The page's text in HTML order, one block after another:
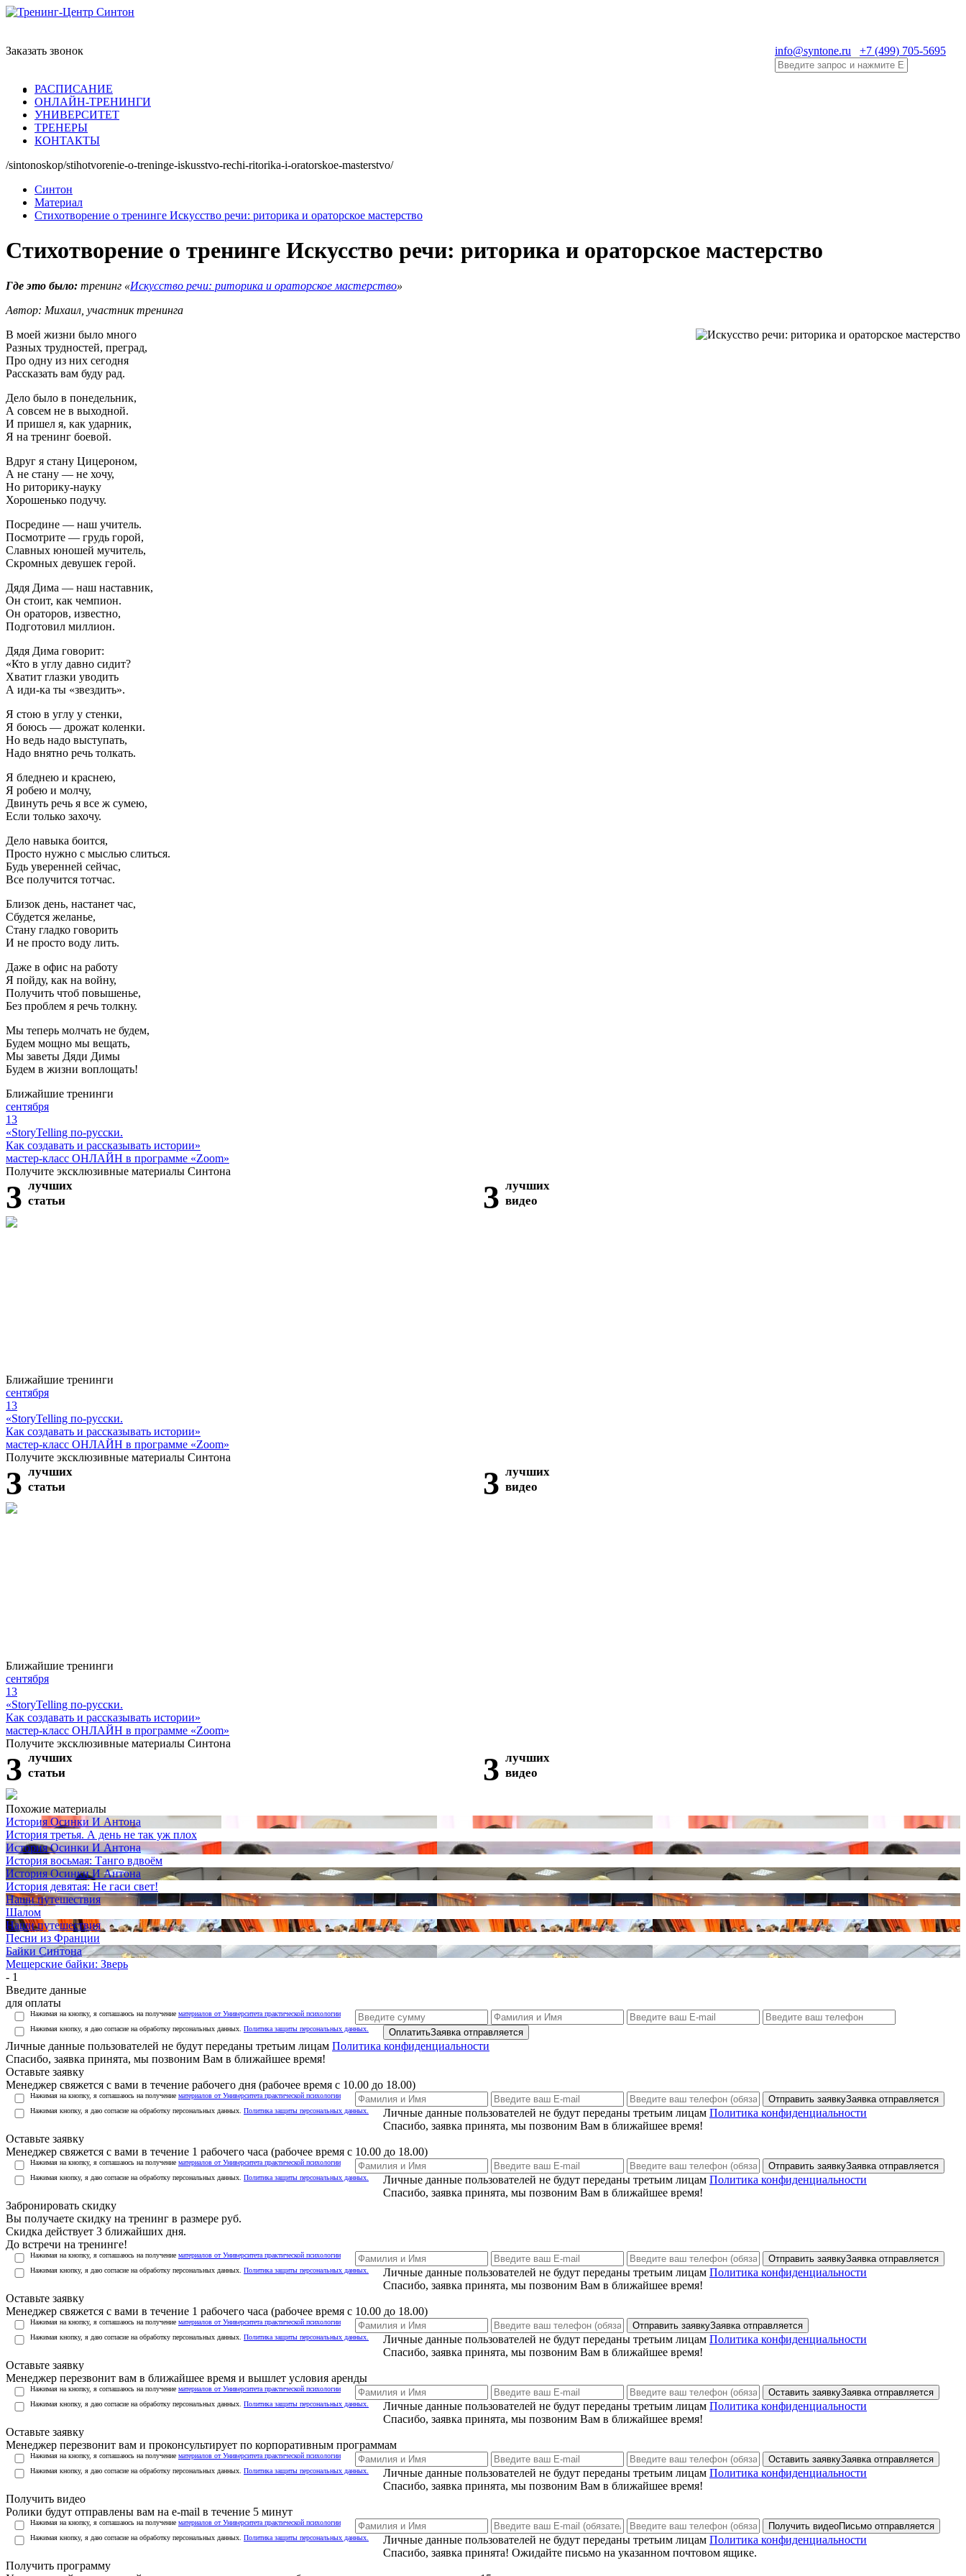
info@syntone.ru +7 (499) 705-5695
Заказать звонок
РАСПИСАНИЕ
ОНЛАЙН-ТРЕНИНГИ
УНИВЕРСИТЕТ
ТРЕНЕРЫ
КОНТАКТЫ
/sintonoskop/stihotvorenie-o-treninge-iskusstvo-rechi-ritorika-i-oratorskoe-masterstvo/
Синтон
Материал
Стихотворение о тренинге Искусство речи: риторика и ораторское мастерство
Стихотворение о тренинге Искусство речи: риторика и ораторское мастерство
Где это было: тренинг «Искусство речи: риторика и ораторское мастерство»
Автор: Михаил, участник тренинга
В моей жизни было много
Разных трудностей, преград,
Про одну из них сегодня
Рассказать вам буду рад.
Дело было в понедельник,
А совсем не в выходной.
И пришел я, как ударник,
Я на тренинг боевой.
Вдруг я стану Цицероном,
А не стану — не хочу,
Но риторику-науку
Хорошенько подучу.
Посредине — наш учитель.
Посмотрите — грудь горой,
Славных юношей мучитель,
Скромных девушек герой.
Дядя Дима — наш наставник,
Он стоит, как чемпион.
Он ораторов, известно,
Подготовил миллион.
Дядя Дима говорит:
«Кто в углу давно сидит?
Хватит глазки уводить
А иди-ка ты «звездить».
Я стою в углу у стенки,
Я боюсь — дрожат коленки.
Но ведь надо выступать,
Надо внятно речь толкать.
Я бледнею и краснею,
Я робею и молчу,
Двинуть речь я все ж сумею,
Если только захочу.
Дело навыка боится,
Просто нужно с мыслью слиться.
Будь уверенней сейчас,
Все получится тотчас.
Близок день, настанет час,
Сбудется желанье,
Стану гладко говорить
И не просто воду лить.
Даже в офис на работу
Я пойду, как на войну,
Получить чтоб повышенье,
Без проблем я речь толкну.
Мы теперь молчать не будем,
Будем мощно мы вещать,
Мы заветы Дяди Димы
Будем в жизни воплощать!
Ближайшие тренинги
сентября
13
«StoryTelling по-русски.
Как создавать и рассказывать истории»
мастер-класс ОНЛАЙН в программе «Zoom»
Получите эксклюзивные материалы Синтона
3 лучших
статьи
3 лучших
видео
Ближайшие тренинги
сентября
13
«StoryTelling по-русски.
Как создавать и рассказывать истории»
мастер-класс ОНЛАЙН в программе «Zoom»
Получите эксклюзивные материалы Синтона
3 лучших
статьи
3 лучших
видео
Ближайшие тренинги
сентября
13
«StoryTelling по-русски.
Как создавать и рассказывать истории»
мастер-класс ОНЛАЙН в программе «Zoom»
Получите эксклюзивные материалы Синтона
3 лучших
статьи
3 лучших
видео
Похожие материалы
История Осинки И Антона
История третья. А день не так уж плох
История Осинки И Антона
История восьмая: Танго вдвоём
История Осинки И Антона
История девятая: Не гаси свет!
Наши путешествия
Шалом
Наши путешествия
Песни из Франции
Байки Синтона
Мещерские байки: Зверь
- 1
Введите данные
для оплаты
Нажимая на кнопку, я соглашаюсь на получение материалов от Университета практической психологии
Нажимая кнопку, я даю согласие на обработку персональных данных. Политика защиты персональных данных. ОплатитьЗаявка отправляется
Личные данные пользователей не будут переданы третьим лицам Политика конфиденциальности
Спасибо, заявка принята, мы позвоним Вам в ближайшее время!
Оставьте заявку
Менеджер свяжется с вами в течение рабочего дня (рабочее время с 10.00 до 18.00)
Нажимая на кнопку, я соглашаюсь на получение материалов от Университета практической психологии
Нажимая кнопку, я даю согласие на обработку персональных данных. Политика защиты персональных данных.
Отправить заявкуЗаявка отправляется
Личные данные пользователей не будут переданы третьим лицам Политика конфиденциальности
Спасибо, заявка принята, мы позвоним Вам в ближайшее время!
Оставьте заявку
Менеджер свяжется с вами в течение 1 рабочего часа (рабочее время с 10.00 до 18.00)
Нажимая на кнопку, я соглашаюсь на получение материалов от Университета практической психологии
Нажимая кнопку, я даю согласие на обработку персональных данных. Политика защиты персональных данных.
Отправить заявкуЗаявка отправляется
Личные данные пользователей не будут переданы третьим лицам Политика конфиденциальности
Спасибо, заявка принята, мы позвоним Вам в ближайшее время!
Забронировать скидку
Вы получаете скидку на тренинг в размере руб.
Скидка действует 3 ближайших дня.
До встречи на тренинге!
Нажимая на кнопку, я соглашаюсь на получение материалов от Университета практической психологии
Нажимая кнопку, я даю согласие на обработку персональных данных. Политика защиты персональных данных.
Отправить заявкуЗаявка отправляется
Личные данные пользователей не будут переданы третьим лицам Политика конфиденциальности
Спасибо, заявка принята, мы позвоним Вам в ближайшее время!
Оставьте заявку
Менеджер свяжется с вами в течение 1 рабочего часа (рабочее время с 10.00 до 18.00)
Нажимая на кнопку, я соглашаюсь на получение материалов от Университета практической психологии
Нажимая кнопку, я даю согласие на обработку персональных данных. Политика защиты персональных данных.
Отправить заявкуЗаявка отправляется
Личные данные пользователей не будут переданы третьим лицам Политика конфиденциальности
Спасибо, заявка принята, мы позвоним Вам в ближайшее время!
Оставьте заявку
Менеджер перезвонит вам в ближайшее время и вышлет условия аренды
Нажимая на кнопку, я соглашаюсь на получение материалов от Университета практической психологии
Нажимая кнопку, я даю согласие на обработку персональных данных. Политика защиты персональных данных.
Оставить заявкуЗаявка отправляется
Личные данные пользователей не будут переданы третьим лицам Политика конфиденциальности
Спасибо, заявка принята, мы позвоним Вам в ближайшее время!
Оставьте заявку
Менеджер перезвонит вам и проконсультирует по корпоративным программам
Нажимая на кнопку, я соглашаюсь на получение материалов от Университета практической психологии
Нажимая кнопку, я даю согласие на обработку персональных данных. Политика защиты персональных данных.
Оставить заявкуЗаявка отправляется
Личные данные пользователей не будут переданы третьим лицам Политика конфиденциальности
Спасибо, заявка принята, мы позвоним Вам в ближайшее время!
Получить видео
Ролики будут отправлены вам на e-mail в течение 5 минут
Нажимая на кнопку, я соглашаюсь на получение материалов от Университета практической психологии
Нажимая кнопку, я даю согласие на обработку персональных данных. Политика защиты персональных данных.
Получить видеоПисьмо отправляется
Личные данные пользователей не будут переданы третьим лицам Политика конфиденциальности
Спасибо, заявка принята! Ожидайте письмо на указанном почтовом ящике.
Получить программу